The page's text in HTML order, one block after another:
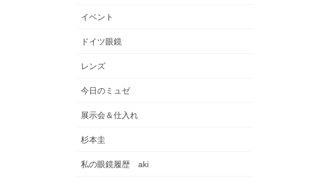
イベント
ドイツ眼鏡
レンズ
今日のミュゼ
展示会＆仕入れ
杉本圭
私の眼鏡履歴 aki